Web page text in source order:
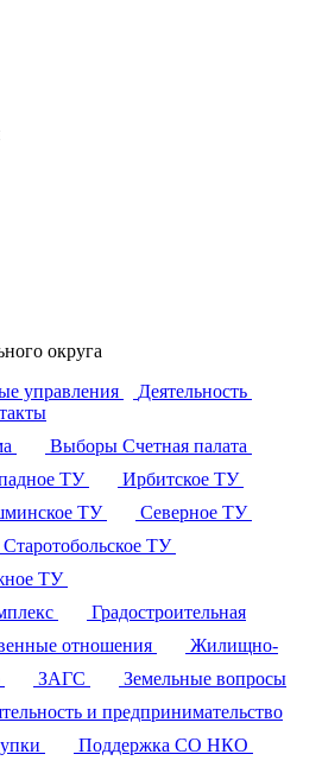
округа
управления
Деятельность
Выборы Счетная палата
ТУ
Ирбитское ТУ
ТУ
Северное ТУ
Старотобольское ТУ
ТУ
Градостроительная
отношения
Жилищно-
ЗАГС
Земельные вопросы
и предпринимательство
Поддержка СО НКО